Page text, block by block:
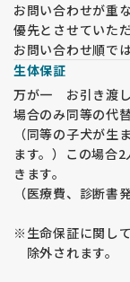
お問い合わせが重
優先とさせていただ
お問い合わせ順で
生体保証
万が一 お引き渡
場合のみ同等の代
（同等の子犬が生
ます。）この場合
きます。
（医療費、診断書
※生命保証に関し
除外されます。